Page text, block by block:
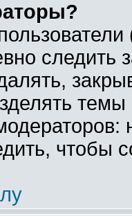
следить
чтобы